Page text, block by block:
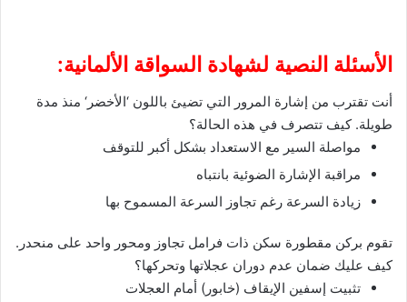
الأسئلة النصية لشهادة السواقة الألمانية:
أنت تقترب من إشارة المرور التي تضيئ باللون ‘الأخضر‘ منذ مدة
طويلة. كيف تتصرف في هذه الحالة؟
مواصلة السير مع الاستعداد بشكل أكبر للتوقف
مراقبة الإشارة الضوئية بانتباه
زيادة السرعة رغم تجاوز السرعة المسموح بها
تقوم بركن مقطورة سكن ذات فرامل تجاوز ومحور واحد على منحدر.
كيف عليك ضمان عدم دوران عجلاتها وتحركها؟
تثبيت إسفين الإيقاف (خابور) أمام العجلات